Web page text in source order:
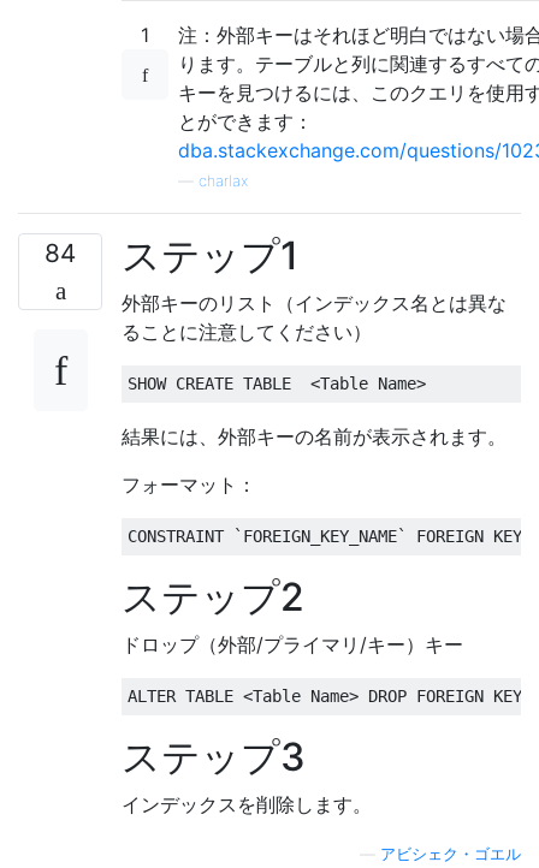
1
注：外部キーはそれほど明白ではない場
ります。テーブルと列に関連するすべて
キーを見つけるには、このクエリを使用
とができます：
dba.stackexchange.com/questions/
charlax
84 ステップ1
外部キーのリスト（インデックス名とは異な
ることに注意してください）
SHOW CREATE TABLE <Table Name>
結果には、外部キーの名前が表示されます。
フォーマット：
CONSTRAINT ` FOREIGN_KEY_NAME` FOREIGN KEY
ステップ2
ドロップ（外部/プライマリ/キー）キー
ALTER TABLE <Table Name> DROP FOREIGN KEY
ステップ3
インデックスを削除します。
アビシェク・ゴエル